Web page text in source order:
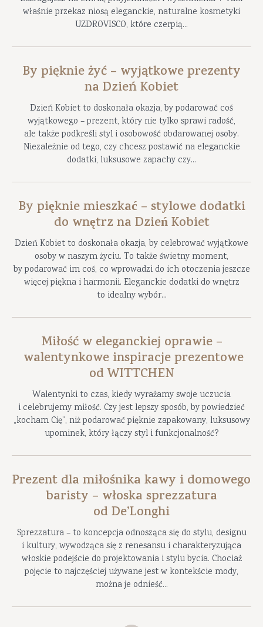
właśnie przekaz niosą eleganckie, naturalne kosmetyki
UZDROVISCO, które czerpią...
By pięknie żyć – wyjątkowe prezenty
na Dzień Kobiet
Dzień Kobiet to doskonała okazja, by podarować coś
wyjątkowego – prezent, który nie tylko sprawi radość,
ale także podkreśli styl i osobowość obdarowanej osoby.
Niezależnie od tego, czy chcesz postawić na eleganckie
dodatki, luksusowe zapachy czy...
By pięknie mieszkać – stylowe dodatki
do wnętrz na Dzień Kobiet
Dzień Kobiet to doskonała okazja, by celebrować wyjątkowe
osoby w naszym życiu. To także świetny moment,
by podarować im coś, co wprowadzi do ich otoczenia jeszcze
więcej piękna i harmonii. Eleganckie dodatki do wnętrz
to idealny wybór...
Miłość w eleganckiej oprawie –
walentynkowe inspiracje prezentowe
od WITTCHEN
Walentynki to czas, kiedy wyrażamy swoje uczucia
i celebrujemy miłość. Czy jest lepszy sposób, by powiedzieć
„kocham Cię”, niż podarować pięknie zapakowany, luksusowy
upominek, który łączy styl i funkcjonalność?
Prezent dla miłośnika kawy i domowego
baristy – włoska sprezzatura
od De’Longhi
Sprezzatura – to koncepcja odnosząca się do stylu, designu
i kultury, wywodząca się z renesansu i charakteryzująca
włoskie podejście do projektowania i stylu bycia. Chociaż
pojęcie to najczęściej używane jest w kontekście mody,
można je odnieść...